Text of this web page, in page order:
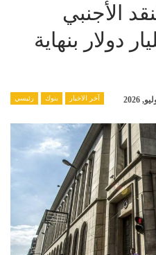
الأجنبي
إلى 55.1 مليار دولار بنهاية
آخر الاخبار بنوك رئيسي